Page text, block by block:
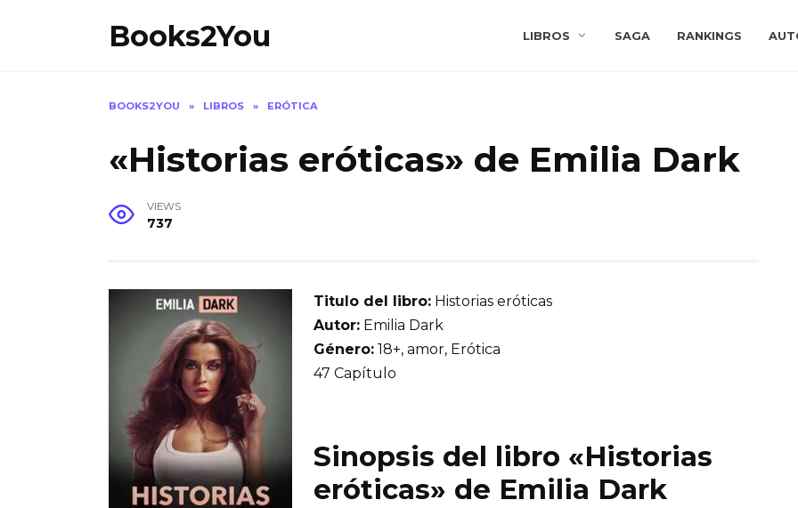
Books2You LIBROS SAGA RANKINGS
BOOKS2YOU » LIBROS » ERÓTICA
«Historias eróticas» de Emilia Dark
VIEWS
737
Titulo del libro: Historias eróticas
Autor: Emilia Dark
Género: 18+, amor, Erótica
47 Capítulo
Sinopsis del libro «Historias
eróticas» de Emilia Dark